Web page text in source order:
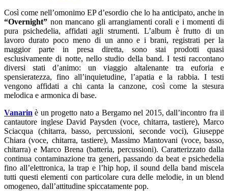
Così come nell’omonimo EP d’esordio che lo ha anticipato, anche in
“Overnight” non mancano gli arrangiamenti corali e i momenti di
pura psichedelia, affidati agli strumenti. L’album è frutto di un
lavoro durato poco meno di un anno e i brani, registrati per la
maggior parte in presa diretta, sono stai prodotti quasi
esclusivamente di notte, nello studio della band. I testi raccontano
diversi stati d’animo: un viaggio altalenante tra euforia e
spensieratezza, fino all’inquietudine, l’apatia e la rabbia. I testi
vengono affidati a chi canta la canzone, così come la stesura
melodica e armonica di base.
Vanarin è un progetto nato a Bergamo nel 2015, dall’incontro fra il
cantautore inglese David Paysden (voce, chitarra, tastiere), Marco
Sciacqua (chitarra, basso, percussioni, seconde voci), Giuseppe
Chiara (voce, chitarra, tastiere), Massimo Mantovani (voce, basso,
chitarra) e Marco Brena (batteria, percussioni). Caratterizzato dalla
continua contaminazione tra generi, passando da beat e psichedelia
fino all’elettronica, la trap e l’hip hop, il sound della band miscela
tutti questi elementi con particolare cura delle melodie, in un blend
omogeneo, dall’attitudine spiccatamente pop.